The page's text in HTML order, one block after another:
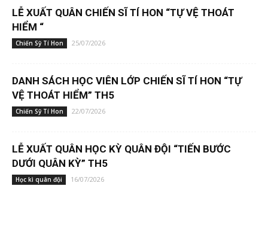
LỄ XUẤT QUÂN CHIẾN SĨ TÍ HON “TỰ VỆ THOÁT
HIỂM “
Chiến Sỹ Tí Hon 25/07/2026
DANH SÁCH HỌC VIÊN LỚP CHIẾN SĨ TÍ HON “TỰ
VỆ THOÁT HIỂM” TH5
Chiến Sỹ Tí Hon 22/07/2026
LỄ XUẤT QUÂN HỌC KỲ QUÂN ĐỘI “TIẾN BƯỚC
DƯỚI QUÂN KỲ” TH5
Học kì quân đội 16/07/2026